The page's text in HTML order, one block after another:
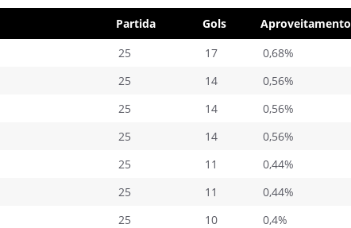
Partida Gols
Aproveitamento
25 17
0,68%
25 14
0,56%
25 14
0,56%
25 14
0,56%
25 11
0,44%
25 11
0,44%
25 10
0,4%